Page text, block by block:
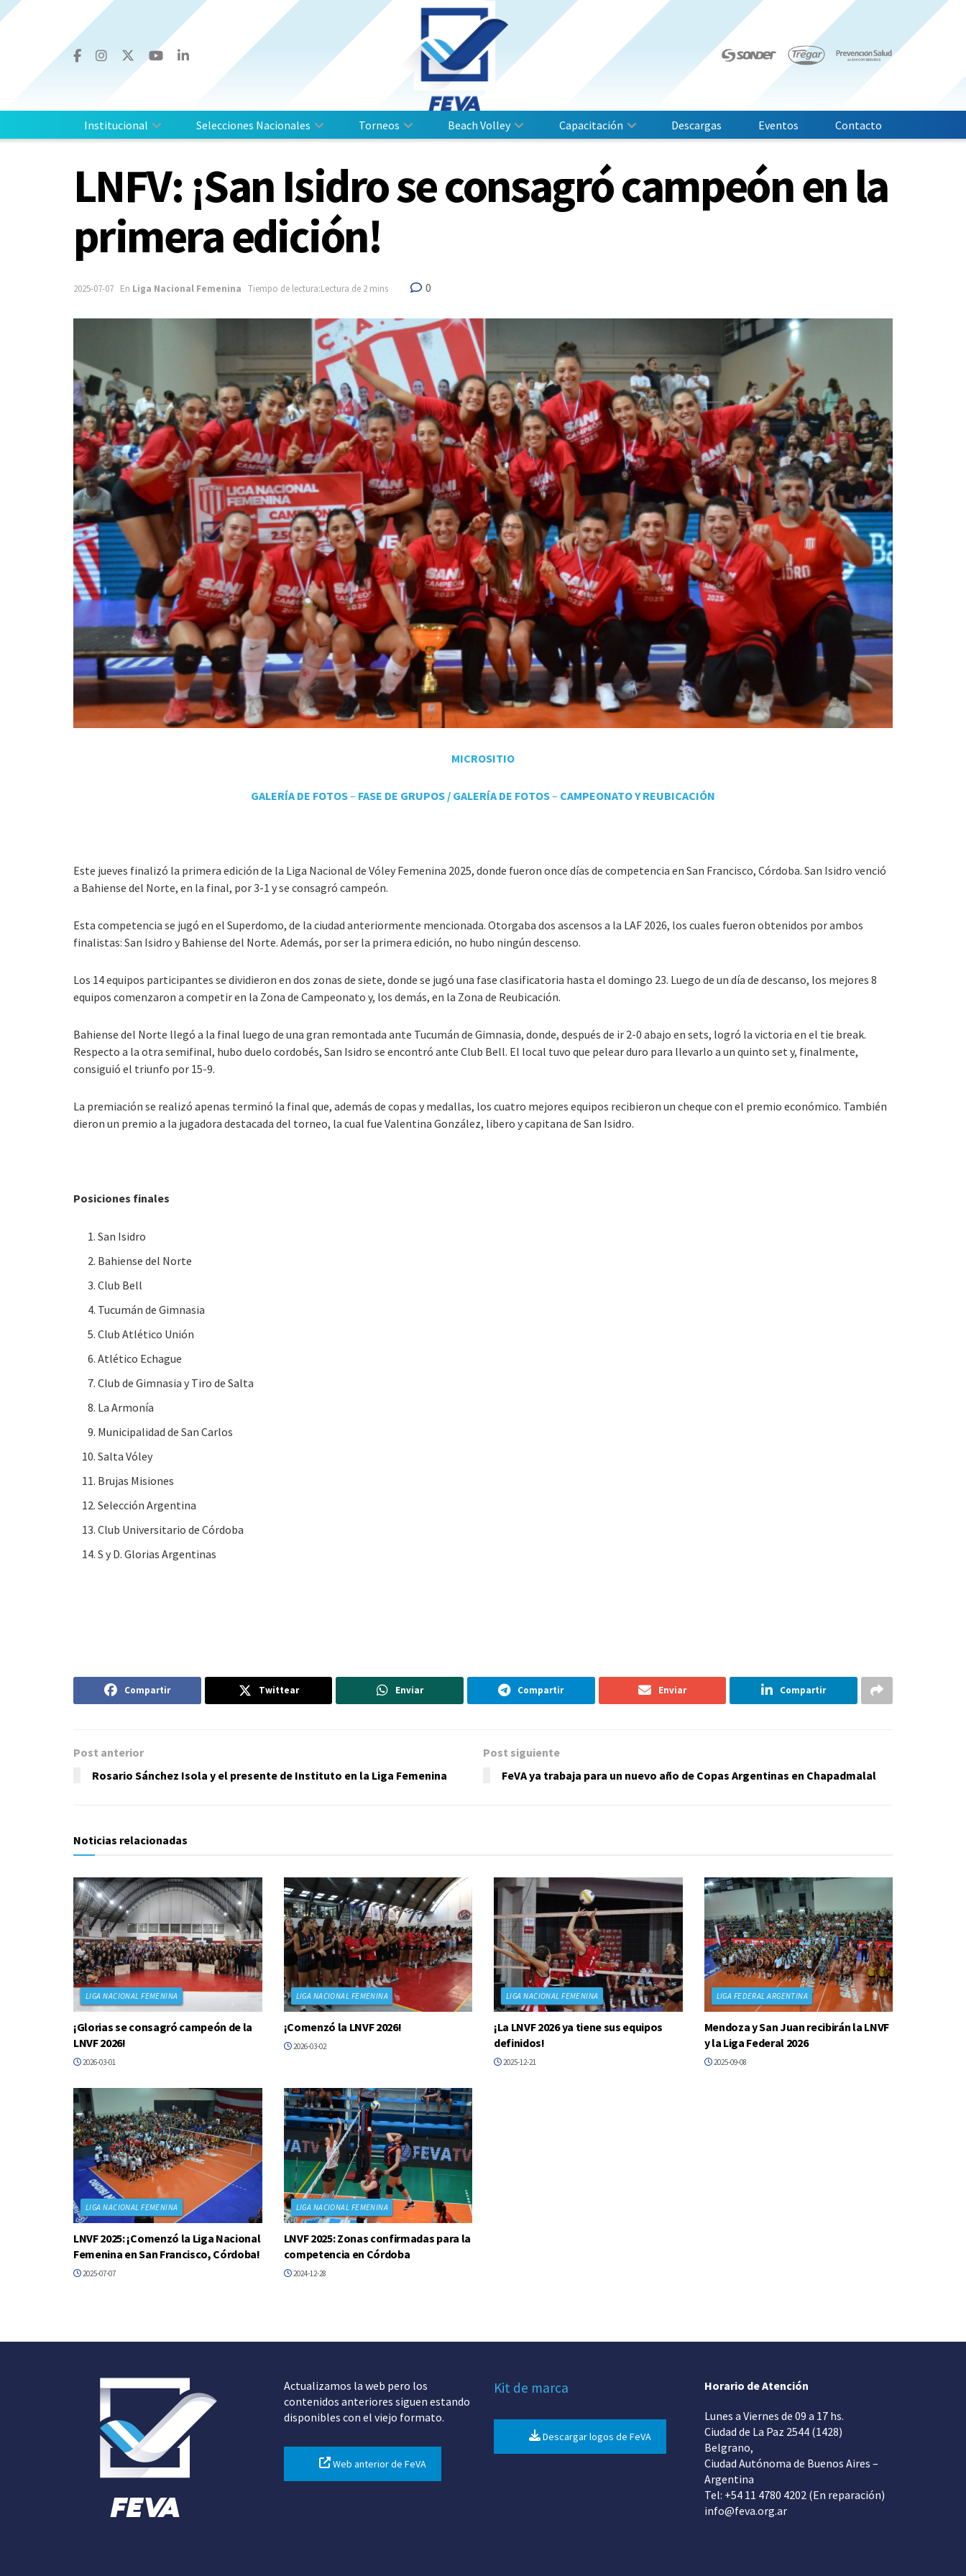
Institucional Selecciones Nacionales Torneos Beach Volley Capacitación Descargas Eventos Contacto
LNFV: ¡San Isidro se consagró campeón en la
primera edición!
2025-07-07 En Liga Nacional Femenina Tiempo de lectura:Lectura de 2 mins 0
MICROSITIO
GALERÍA DE FOTOS– FASE DE GRUPOS / GALERÍA DE FOTOS– CAMPEONATO Y REUBICACIÓN
Este jueves finalizó la primera edición de la Liga Nacional de Vóley Femenina 2025, donde fueron once días de competencia en San Francisco, Córdoba. San Isidro venció
a Bahiense del Norte, en la final, por 3-1 y se consagró campeón.
Esta competencia se jugó en el Superdomo, de la ciudad anteriormente mencionada. Otorgaba dos ascensos a la LAF 2026, los cuales fueron obtenidos por ambos
finalistas: San Isidro y Bahiense del Norte. Además, por ser la primera edición, no hubo ningún descenso.
Los 14 equipos participantes se dividieron en dos zonas de siete, donde se jugó una fase clasificatoria hasta el domingo 23. Luego de un día de descanso, los mejores 8
equipos comenzaron a competir en la Zona de Campeonato y, los demás, en la Zona de Reubicación.
Bahiense del Norte llegó a la final luego de una gran remontada ante Tucumán de Gimnasia, donde, después de ir 2-0 abajo en sets, logró la victoria en el tie break.
Respecto a la otra semifinal, hubo duelo cordobés, San Isidro se encontró ante Club Bell. El local tuvo que pelear duro para llevarlo a un quinto set y, finalmente,
consiguió el triunfo por 15-9.
La premiación se realizó apenas terminó la final que, además de copas y medallas, los cuatro mejores equipos recibieron un cheque con el premio económico. También
dieron un premio a la jugadora destacada del torneo, la cual fue Valentina González, libero y capitana de San Isidro.
Posiciones finales
San Isidro
Bahiense del Norte
Club Bell
Tucumán de Gimnasia
Club Atlético Unión
Atlético Echague
Club de Gimnasia y Tiro de Salta
La Armonía
Municipalidad de San Carlos
Salta Vóley
Brujas Misiones
Selección Argentina
Club Universitario de Córdoba
S y D. Glorias Argentinas
Compartir Twittear Enviar Compartir Enviar Compartir
Post anterior
Rosario Sánchez Isola y el presente de Instituto en la Liga Femenina
Post siguiente
FeVA ya trabaja para un nuevo año de Copas Argentinas en Chapadmalal
Noticias relacionadas
LIGA NACIONAL FEMENINA
¡Glorias se consagró campeón de la
LNVF 2026!
2026-03-01
LIGA NACIONAL FEMENINA
¡Comenzó la LNVF 2026!
2026-03-02
LIGA NACIONAL FEMENINA
¡La LNVF 2026 ya tiene sus equipos
definidos!
2025-12-21
LIGA FEDERAL ARGENTINA
Mendoza y San Juan recibirán la LNVF
y la Liga Federal 2026
2025-09-08
LIGA NACIONAL FEMENINA
LNVF 2025: ¡Comenzó la Liga Nacional
Femenina en San Francisco, Córdoba!
2025-07-07
LIGA NACIONAL FEMENINA
LNVF 2025: Zonas confirmadas para la
competencia en Córdoba
2024-12-28
Actualizamos la web pero los
contenidos anteriores siguen estando
disponibles con el viejo formato.
Web anterior de FeVA
Kit de marca
Descargar logos de FeVA
Horario de Atención
Lunes a Viernes de 09 a 17 hs.
Ciudad de La Paz 2544 (1428)
Belgrano,
Ciudad Autónoma de Buenos Aires –
Argentina
Tel: +54 11 4780 4202 (En reparación)
info@feva.org.ar